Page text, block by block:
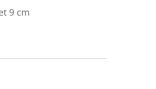
9 cm